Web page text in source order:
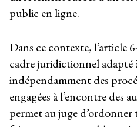
public en ligne.
Dans ce contexte, l’article
cadre juridictionnel adapté
indépendamment des
engagées à l’encontre des
permet au juge d’ordonner